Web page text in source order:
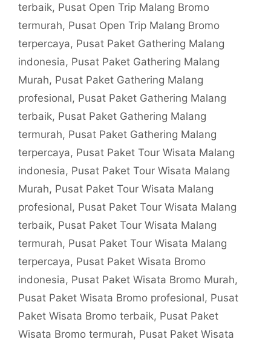
terbaik, Pusat Open Trip Malang Bromo
termurah, Pusat Open Trip Malang Bromo
terpercaya, Pusat Paket Gathering Malang
indonesia, Pusat Paket Gathering Malang
Murah, Pusat Paket Gathering Malang
profesional, Pusat Paket Gathering Malang
terbaik, Pusat Paket Gathering Malang
termurah, Pusat Paket Gathering Malang
terpercaya, Pusat Paket Tour Wisata Malang
indonesia, Pusat Paket Tour Wisata Malang
Murah, Pusat Paket Tour Wisata Malang
profesional, Pusat Paket Tour Wisata Malang
terbaik, Pusat Paket Tour Wisata Malang
termurah, Pusat Paket Tour Wisata Malang
terpercaya, Pusat Paket Wisata Bromo
indonesia, Pusat Paket Wisata Bromo Murah,
Pusat Paket Wisata Bromo profesional, Pusat
Paket Wisata Bromo terbaik, Pusat Paket
Wisata Bromo termurah, Pusat Paket Wisata